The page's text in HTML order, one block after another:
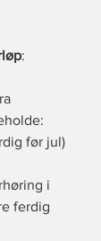
:
før jul)
i
ferdig